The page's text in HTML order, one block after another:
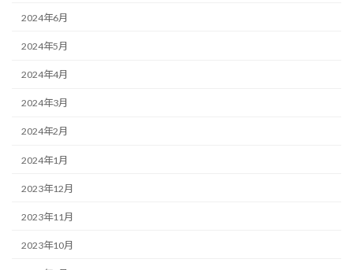
2024年6月
2024年5月
2024年4月
2024年3月
2024年2月
2024年1月
2023年12月
2023年11月
2023年10月